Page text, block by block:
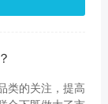
类的关注，提高